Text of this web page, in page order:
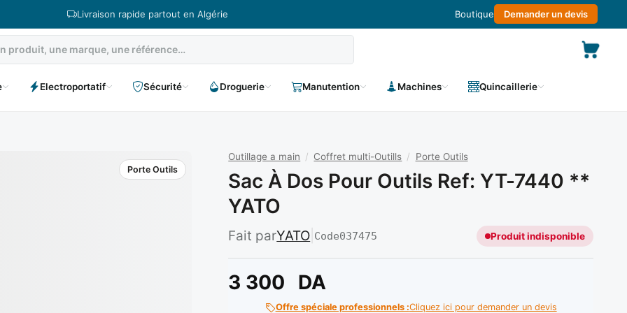
Livraison rapide partout en Algérie Boutique Demander un devis
Electroportatif Sécurité Droguerie Manutention Machines Quincaillerie
Porte Outils
Outillage a main / Coffret multi-Outills / Porte Outils
Sac À Dos Pour Outils Ref: YT-7440 **
YATO
Fait parYATO Code037475 Produit indisponible
3 300 DA
Offre spéciale professionnels :Cliquez ici pour demander un devis